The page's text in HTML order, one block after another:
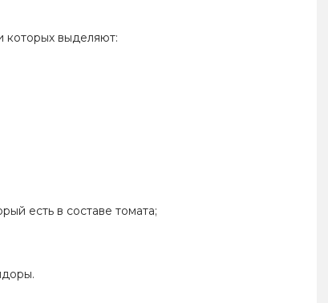
которых выделяют:
есть в составе томата;